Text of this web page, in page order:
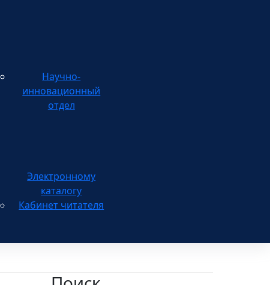
Научно-
инновационный
отдел
каталогу
Кабинет читателя